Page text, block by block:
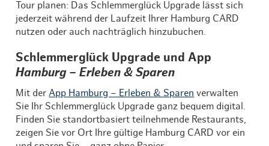
Tour planen: Das Schlemmerglück Upgrade lässt sich
jederzeit während der Laufzeit Ihrer Hamburg CARD
nutzen oder auch nachträglich hinzubuchen.
Schlemmerglück Upgrade und App
Hamburg – Erleben & Sparen
Mit derApp Hamburg – Erleben & Sparen verwalten
Sie Ihr Schlemmerglück Upgrade ganz bequem digital.
Finden Sie standortbasiert teilnehmende Restaurants,
zeigen Sie vor Ort Ihre gültige Hamburg CARD vor ein